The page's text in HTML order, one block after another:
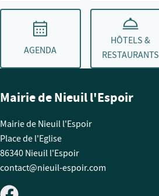
AGENDA
HÔTELS &
RESTAURANTS
Mairie de Nieuil l'Espoir
Mairie de Nieuil l'Espoir
Place de l'Eglise
86340 Nieuil l'Espoir
contact@nieuil-espoir.com